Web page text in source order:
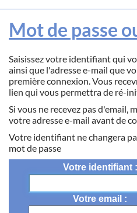
Mot de passe
Saisissez votre identifiant qui
ainsi que l'adresse e-mail que
première connexion. Vous
lien qui vous permettra de ré-
Si vous ne recevez pas d'email,
votre adresse e-mail avant de
Votre identifiant ne changera
mot de passe
Votre identifiant
Votre email